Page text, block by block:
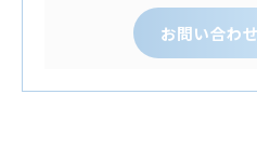
お問い合わ